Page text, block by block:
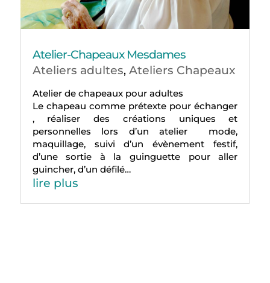
Atelier-Chapeaux Mesdames
Ateliers adultes, Ateliers Chapeaux
Atelier de chapeaux pour adultes
Le chapeau comme prétexte pour échanger
, réaliser des créations uniques et
personnelles lors d’un atelier mode,
maquillage, suivi d’un évènement festif,
d’une sortie à la guinguette pour aller
guincher, d’un défilé…
lire plus